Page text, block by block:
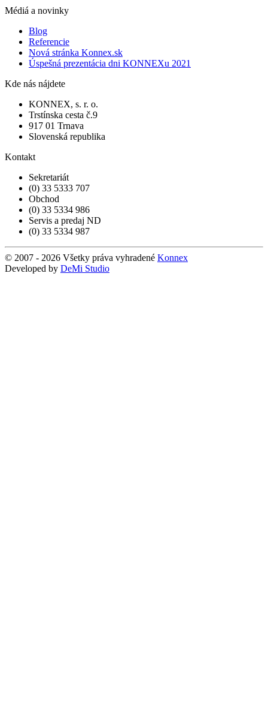
Médiá a novinky
Blog
Referencie
Nová stránka Konnex.sk
Úspešná prezentácia dni KONNEXu 2021
Kde nás nájdete
KONNEX, s. r. o.
Trstínska cesta č.9
917 01 Trnava
Slovenská republika
Kontakt
Sekretariát
(0) 33 5333 707
Obchod
(0) 33 5334 986
Servis a predaj ND
(0) 33 5334 987
© 2007 - 2026 Všetky práva vyhradené Konnex
Developed by DeMi Studio